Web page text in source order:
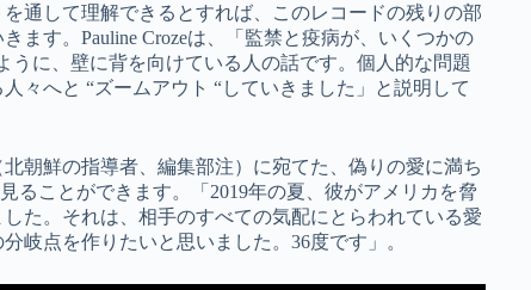
通して理解できるとすれば、このレコードの残りの部
ます。Pauline Crozeは、「監禁と疫病が、いくつかの
うに、壁に背を向けている人の話です。個人的な問題
々へと “ズームアウト “していきました」と説明して
朝鮮の指導者、編集部注）に宛てた、偽りの愛に満ち
ることができます。「2019年の夏、彼がアメリカを脅
た。それは、相手のすべての気配にとらわれている愛
岐点を作りたいと思いました。36度です」。